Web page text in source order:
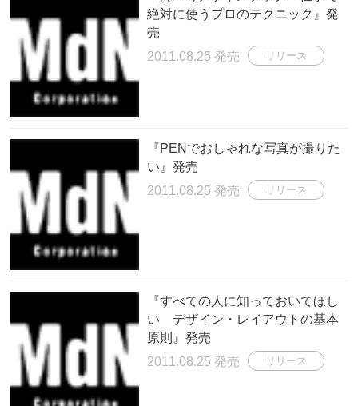
絶対に使うプロのテクニック』発
売
2011.08.25 発売
リリース
『PENでおしゃれな写真が撮りた
い』発売
2011.08.25 発売
リリース
『すべての人に知っておいてほし
い デザイン・レイアウトの基本
原則』発売
2011.08.25 発売
リリース